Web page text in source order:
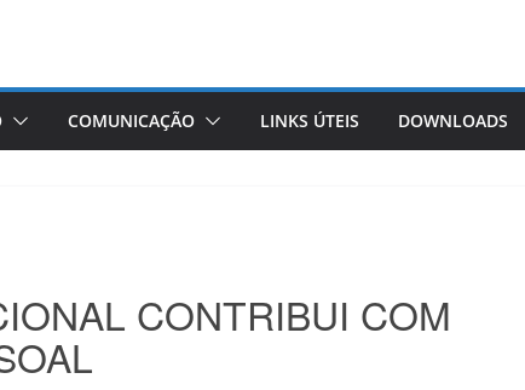
COMUNICAÇÃO LINKS ÚTEIS DOWNLOADS
CONTRIBUI COM